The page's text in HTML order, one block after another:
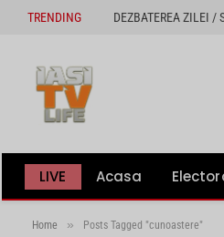
TRENDING DEZBATEREA ZILEI /
LIVE Acasa
Home » Posts Tagged "cunoastere"